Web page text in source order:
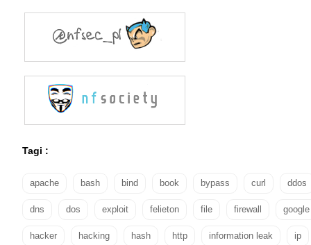
Tagi :
apache bash bind book bypass curl ddos
dns dos exploit felieton file firewall google
hacker hacking hash http information leak ip